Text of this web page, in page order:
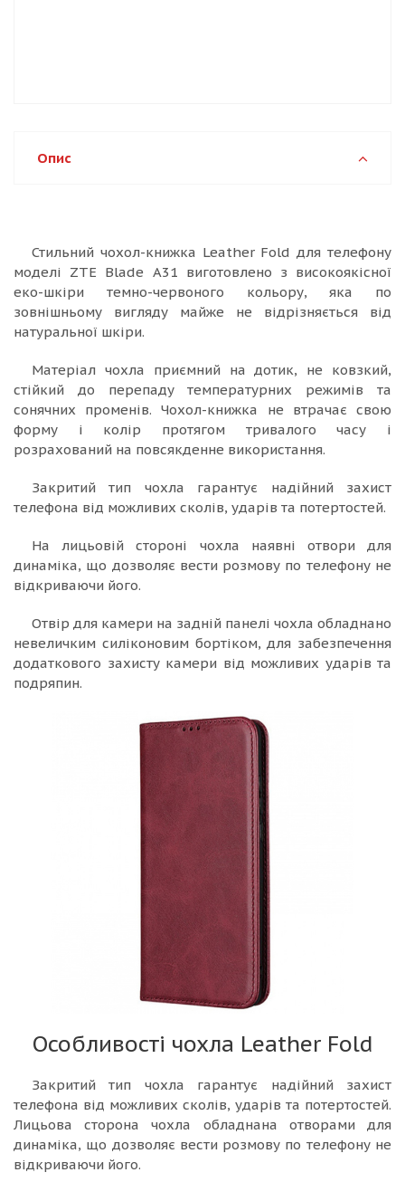
Опис
Стильний чохол-книжка Leather Fold для телефону
моделі ZTE Blade A31 виготовлено з високоякісної
еко-шкіри темно-червоного кольору, яка по
зовнішньому вигляду майже не відрізняється від
натуральної шкіри.
Матеріал чохла приємний на дотик, не ковзкий,
стійкий до перепаду температурних режимів та
сонячних променів. Чохол-книжка не втрачає свою
форму і колір протягом тривалого часу і
розрахований на повсякденне використання.
Закритий тип чохла гарантує надійний захист
телефона від можливих сколів, ударів та потертостей.
На лицьовій стороні чохла наявні отвори для
динаміка, що дозволяє вести розмову по телефону не
відкриваючи його.
Отвір для камери на задній панелі чохла обладнано
невеличким силіконовим бортіком, для забезпечення
додаткового захисту камери від можливих ударів та
подряпин.
Особливості чохла Leather Fold
Закритий тип чохла гарантує надійний захист
телефона від можливих сколів, ударів та потертостей.
Лицьова сторона чохла обладнана отворами для
динаміка, що дозволяє вести розмову по телефону не
відкриваючи його.